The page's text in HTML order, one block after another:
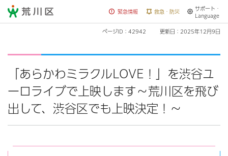
荒川区 緊急情報 救急・防災
サポート・
Language
ページID：42942 更新日：2025年12月9日
「あらかわミラクルLOVE！」を渋谷ユ
ーロライブで上映します～荒川区を飛び
出して、渋谷区でも上映決定！～